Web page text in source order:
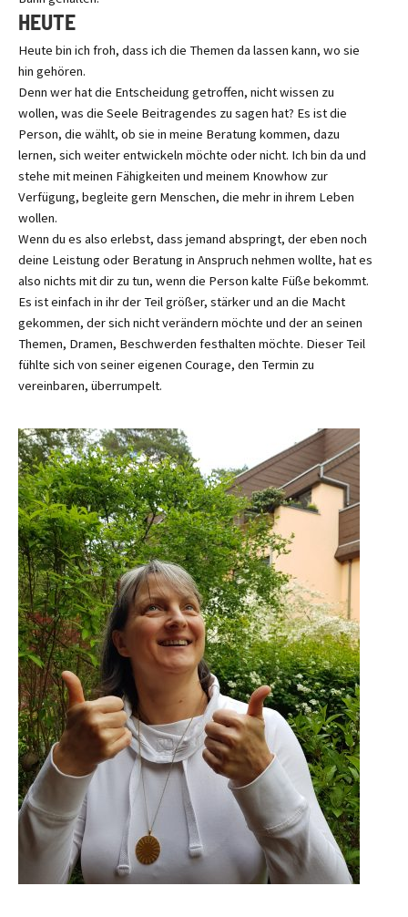
HEUTE
Heute bin ich froh, dass ich die Themen da lassen kann, wo sie
hin gehören.
Denn wer hat die Entscheidung getroffen, nicht wissen zu
wollen, was die Seele Beitragendes zu sagen hat? Es ist die
Person, die wählt, ob sie in meine Beratung kommen, dazu
lernen, sich weiter entwickeln möchte oder nicht. Ich bin da und
stehe mit meinen Fähigkeiten und meinem Knowhow zur
Verfügung, begleite gern Menschen, die mehr in ihrem Leben
wollen.
Wenn du es also erlebst, dass jemand abspringt, der eben noch
deine Leistung oder Beratung in Anspruch nehmen wollte, hat es
also nichts mit dir zu tun, wenn die Person kalte Füße bekommt.
Es ist einfach in ihr der Teil größer, stärker und an die Macht
gekommen, der sich nicht verändern möchte und der an seinen
Themen, Dramen, Beschwerden festhalten möchte. Dieser Teil
fühlte sich von seiner eigenen Courage, den Termin zu
vereinbaren, überrumpelt.